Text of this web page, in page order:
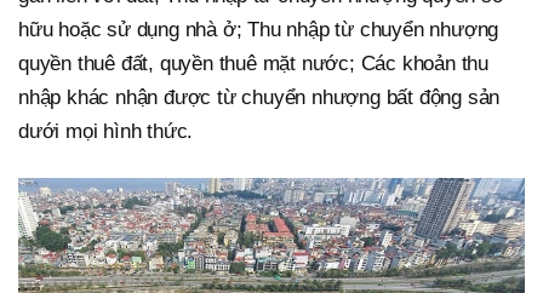
hữu hoặc sử dụng nhà ở; Thu nhập từ chuyển nhượng
quyền thuê đất, quyền thuê mặt nước; Các khoản thu
nhập khác nhận được từ chuyển nhượng bất động sản
dưới mọi hình thức.